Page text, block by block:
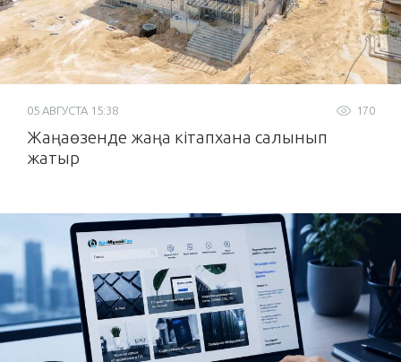
170
05 АВГУСТА 15:38
Жаңаөзенде жаңа кітапхана салынып
жатыр